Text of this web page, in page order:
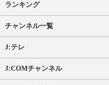
ランキング
チャンネル一覧
J:テレ
J:COMチャンネル